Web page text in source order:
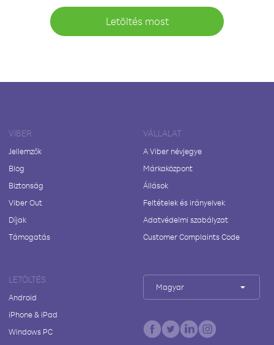
Letöltés most
VIBER
Jellemzők
Blog
Biztonság
Viber Out
Díjak
Támogatás
VÁLLALAT
A Viber névjegye
Márkaközpont
Állások
Feltételek és irányelvek
Adatvédelmi szabályzat
Customer Complaints Code
LETÖLTÉS
Android
iPhone & iPad
Windows PC
Magyar